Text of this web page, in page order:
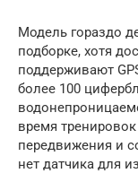
Модель гораздо
подборке, хотя
поддерживают
более 100
время
передвижения и
нет датчика для